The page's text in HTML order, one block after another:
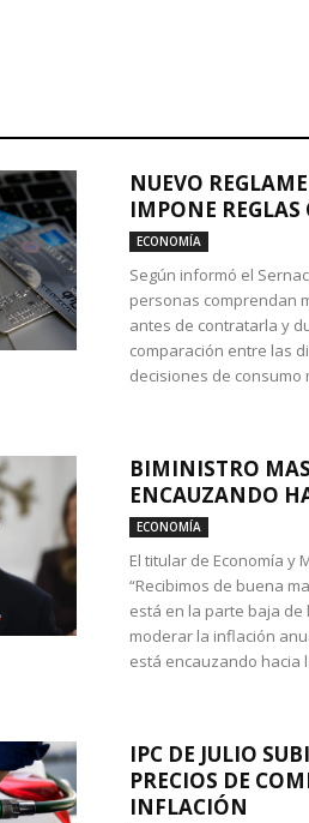
NUEVO
IMPONE
ECONOMÍA
Según informó el
personas comprendan
antes de contratarla y
comparación entre las
decisiones de consumo
BIMINISTRO
ENCAUZANDO
ECONOMÍA
El titular de Economía y
“Recibimos de buena
está en la parte baja de
moderar la inflación
está encauzando hacia
IPC DE JULIO
PRECIOS DE
INFLACIÓN